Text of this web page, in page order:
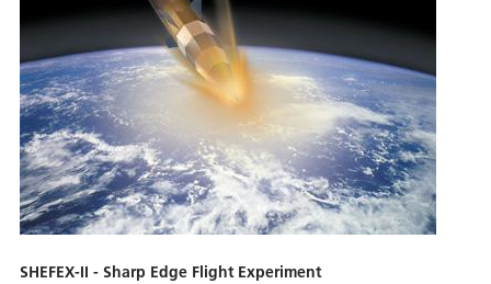
SHEFEX-II - Sharp Edge Flight Experiment